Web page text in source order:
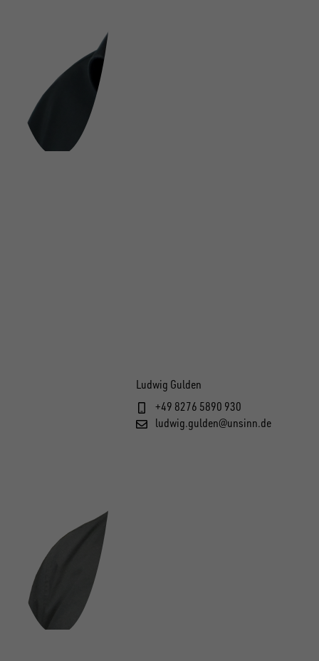
Ludwig Gulden
+49 8276 5890 930
ludwig.gulden@unsinn.de